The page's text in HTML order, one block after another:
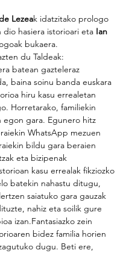
Lezeak idatzitako prologo
hasiera istorioari eta Ian
bukaera.
du Taldeak:
batean gazteleraz
baina soinu banda euskara
hiru kasu errealetan
Horretarako, familiekin
egon gara. Egunero hitz
WhatsApp mezuen
bildu gara beraien
eta bizipenak
kasu errealak fikziozko
batekin nahastu ditugu,
saiatuko gara gauzak
nahiz eta soilik gure
izan.Fantasiazko zein
bidez familia horien
dugu. Beti ere,